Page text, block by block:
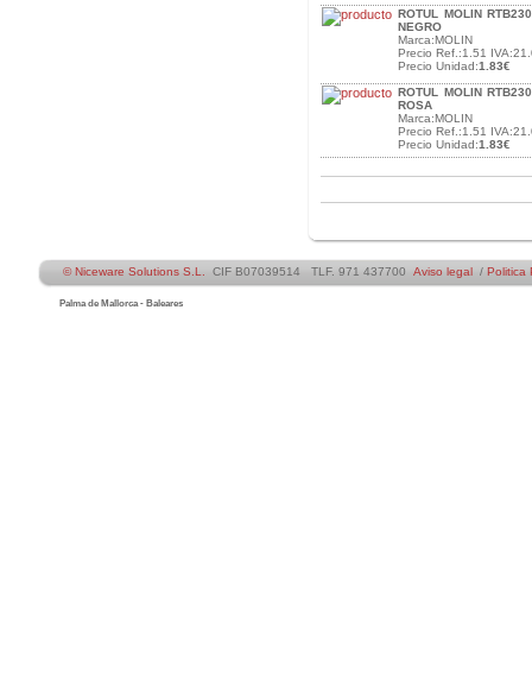
ROTUL MOLIN
NEGRO
Marca:MOLIN
Precio Ref.:1.51
Precio Unidad:1.83€
ROTUL MOLIN
ROSA
Marca:MOLIN
Precio Ref.:1.51
Precio Unidad:1.83€
© Niceware Solutions S.L. CIF B07039514 TLF. 971 437700 Aviso legal / Politica
Palma de Mallorca - Baleares